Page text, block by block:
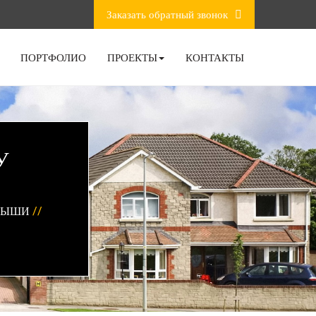
Заказать обратный звонок
ПОРТФОЛИО ПРОЕКТЫ КОНТАКТЫ
//